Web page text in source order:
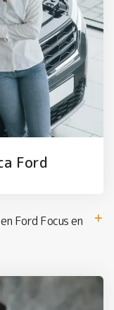
Ford
Ford Focus en